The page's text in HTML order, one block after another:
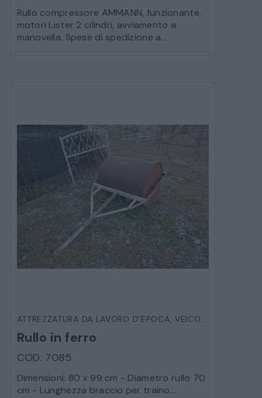
Rullo compressore AMMANN, funzionante,
motori Lister 2 cilindri, avviamento a
manovella. Spese di spedizione a...
ATTREZZATURA DA LAVORO D'EPOCA, VEICOLI D'EPOCA
Rullo in ferro
COD: 7085
Dimensioni: 80 x 99 cm - Diametro rullo 70
cm - Lunghezza braccio per traino...